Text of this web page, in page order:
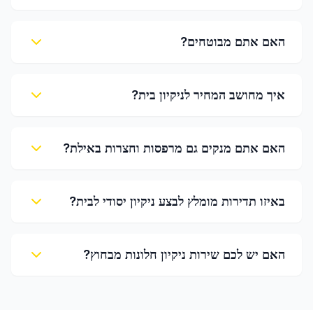
האם אתם מבוטחים?
איך מחושב המחיר לניקיון בית?
האם אתם מנקים גם מרפסות וחצרות באילת?
באיזו תדירות מומלץ לבצע ניקיון יסודי לבית?
האם יש לכם שירות ניקיון חלונות מבחוץ?